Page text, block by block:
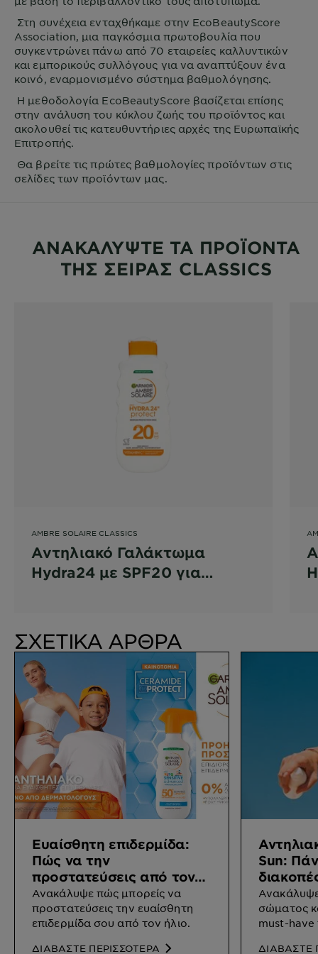
Στη συνέχεια ενταχθήκαμε στην EcoBeautyScore
Association, μια παγκόσμια πρωτοβουλία που
συγκεντρώνει πάνω από 70 εταιρείες καλλυντικών
και εμπορικούς συλλόγους για να αναπτύξουν ένα
κοινό, εναρμονισμένο σύστημα βαθμολόγησης.
Η μεθοδολογία EcoBeautyScore βασίζεται επίσης
στην ανάλυση του κύκλου ζωής του προϊόντος και
ακολουθεί τις κατευθυντήριες αρχές της Ευρωπαϊκής
Επιτροπής.
Θα βρείτε τις πρώτες βαθμολογίες προϊόντων στις
σελίδες των προϊόντων μας.
ΑΝΑΚΑΛΥΨΤΕ ΤΑ ΠΡΟΪΟΝΤΑ
ΤΗΣ ΣΕΙΡΑΣ CLASSICS
AMBRE SOLAIRE CLASSICS
Αντηλιακό Γαλάκτωμα
Hydra24 με SPF20 για
ΣΧΕΤΙΚΑ ΑΡΘΡΑ
Ευαίσθητη επιδερμίδα:
Πώς να την
προστατεύσεις από τον
ήλιο;
Ανακάλυψε πώς μπορείς να
προστατεύσεις την ευαίσθητη
επιδερμίδα σου από τον ήλιο.
ΔΙΑΒΑΣΤΕ ΠΕΡΙΣΣΟΤΕΡΑ
Sun:
Ανακάλυψε
σώματος
must-have
ΔΙΑΒΑΣΤΕ